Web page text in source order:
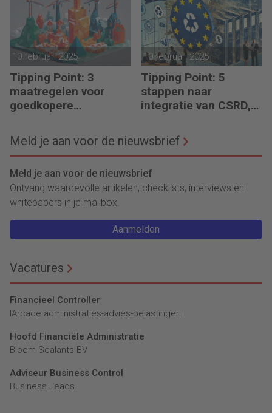
10 februari 2025
Tipping Point: 3
maatregelen voor
goedkopere
verduurzamen)
10 februari 2025
Tipping Point: 5
stappen naar
integratie van CSRD,
Meld je aan voor de nieuwsbrief
Meld je aan voor de nieuwsbrief
Ontvang waardevolle artikelen, checklists, interviews en
whitepapers in je mailbox.
Aanmelden
Vacatures
Financieel Controller
lArcade administraties-advies-belastingen
Hoofd Financiële Administratie
Bloem Sealants BV
Adviseur Business Control
Business Leads